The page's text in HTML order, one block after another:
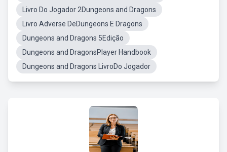
Livro Do Jogador 2Dungeons and Dragons
Livro Adverse DeDungeons E Dragons
Dungeons and Dragons 5Edição
Dungeons and DragonsPlayer Handbook
Dungeons and Dragons LivroDo Jogador